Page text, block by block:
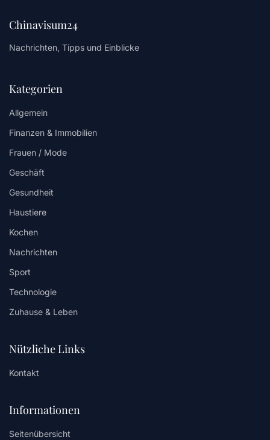
Chinavisum24
Nachrichten, Tipps und Einblicke
Kategorien
Allgemein
Finanzen & Immobilien
Frauen / Mode
Geschäft
Gesundheit
Haustiere
Kochen
Nachrichten
Sport
Technologie
Zuhause & Leben
Nützliche Links
Kontakt
Informationen
Seitenübersicht